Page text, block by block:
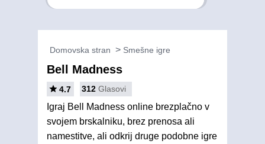
Domovska stran Smešne igre
Bell Madness
4.7 312 Glasovi
Igraj Bell Madness online brezplačno v
svojem brskalniku, brez prenosa ali
namestitve, ali odkrij druge podobne igre